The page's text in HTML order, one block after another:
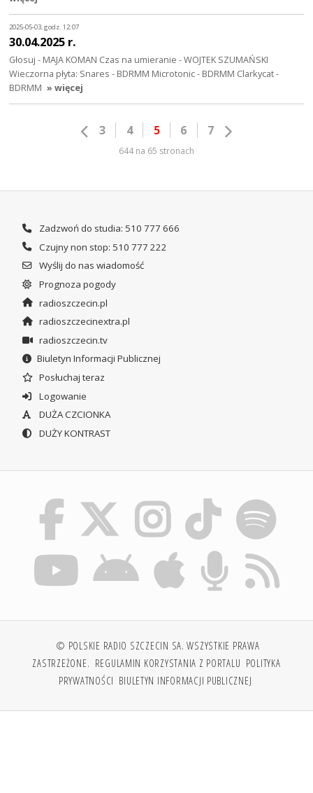
2025-05-03, godz. 12:07
30.04.2025 r.
Głosuj - MAJA KOMAN Czas na umieranie - WOJTEK SZUMAŃSKI
Wieczorna płyta: Snares - BDRMM Microtonic - BDRMM Clarkycat -
BDRMM » więcej
3 4 5 6 7
644 na 65 stronach
Zadzwoń do studia: 510 777 666
Czujny non stop: 510 777 222
Wyślij do nas wiadomość
Prognoza pogody
radioszczecin.pl
radioszczecinextra.pl
radioszczecin.tv
Biuletyn Informacji Publicznej
Posłuchaj teraz
Logowanie
DUŻA CZCIONKA
DUŻY KONTRAST
© POLSKIE RADIO SZCZECIN SA. WSZYSTKIE PRAWA
ZASTRZEŻONE. REGULAMIN KORZYSTANIA Z PORTALU POLITYKA
PRYWATNOŚCI BIULETYN INFORMACJI PUBLICZNEJ